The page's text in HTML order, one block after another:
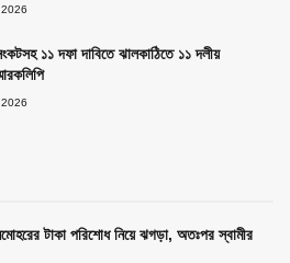
১১ দফা দাবিতে ঝালকাঠিতে ১১ দলীয়
টাকা পরিশোধ নিয়ে ঝগড়া, অতঃপর স্বামীর